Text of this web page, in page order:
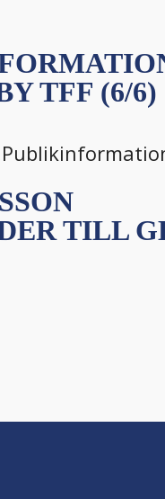
TFF (6/6)
TILL